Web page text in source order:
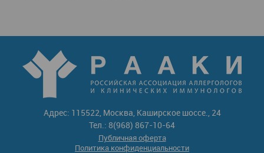
Адрес: 115522, Москва, Каширское шоссе., 24
Тел.: 8(968) 867-10-64
Публичная оферта
Политика конфиденциальности